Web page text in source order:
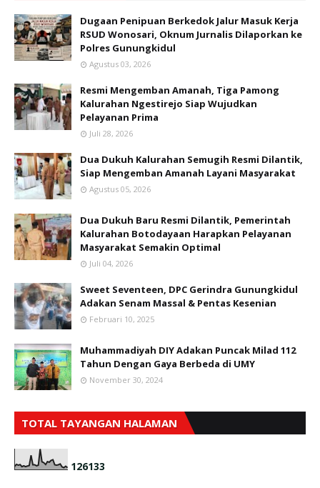
Dugaan Penipuan Berkedok Jalur Masuk Kerja
RSUD Wonosari, Oknum Jurnalis Dilaporkan ke
Polres Gunungkidul
Agustus 03, 2026
Resmi Mengemban Amanah, Tiga Pamong
Kalurahan Ngestirejo Siap Wujudkan
Pelayanan Prima
Juli 28, 2026
Dua Dukuh Kalurahan Semugih Resmi Dilantik,
Siap Mengemban Amanah Layani Masyarakat
Agustus 05, 2026
Dua Dukuh Baru Resmi Dilantik, Pemerintah
Kalurahan Botodayaan Harapkan Pelayanan
Masyarakat Semakin Optimal
Juli 04, 2026
Sweet Seventeen, DPC Gerindra Gunungkidul
Adakan Senam Massal & Pentas Kesenian
Februari 10, 2025
Muhammadiyah DIY Adakan Puncak Milad 112
Tahun Dengan Gaya Berbeda di UMY
November 30, 2024
TOTAL TAYANGAN HALAMAN
126133